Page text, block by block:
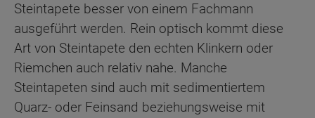
Steintapete besser von einem Fachmann
ausgeführt werden. Rein optisch kommt diese
Art von Steintapete den echten Klinkern oder
Riemchen auch relativ nahe. Manche
Steintapeten sind auch mit sedimentiertem
Quarz- oder Feinsand beziehungsweise mit